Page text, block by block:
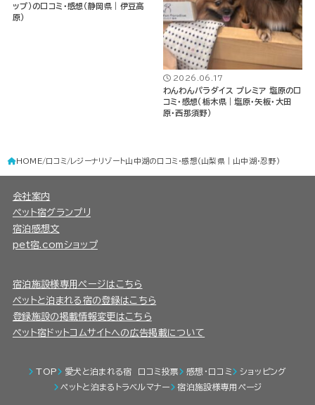
ップ）の口コミ・感想（静岡県｜伊豆高
原）
2026.06.17
わんわんパラダイス プレミア 塩原の口
コミ・感想（栃木県｜塩原・矢板・大田
原・西那須野）
HOME 口コミ レジーナリゾート山中湖の口コミ・感想（山梨県｜山中湖・忍野）
会社案内
ペット宿グランプリ
宿泊感想文
pet宿.comショップ
宿泊施設様専用ページはこちら
ペットと泊まれる宿の登録はこちら
登録施設の掲載情報変更はこちら
ペット宿ドットコムサイトへの広告掲載について
TOP 愛犬と泊まれる宿 口コミ投票 感想・口コミ
ショッピング
ペットと泊まるトラベルマナー
宿泊施設様専用ページ